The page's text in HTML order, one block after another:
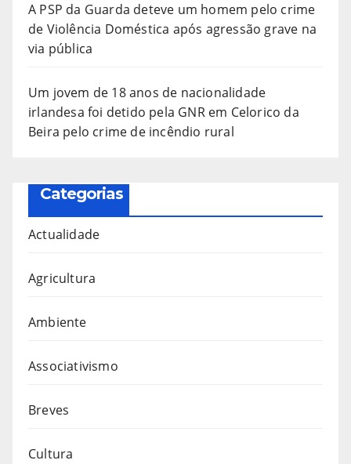
A PSP da Guarda deteve um homem pelo crime
de Violência Doméstica após agressão grave na
via pública
Um jovem de 18 anos de nacionalidade
irlandesa foi detido pela GNR em Celorico da
Beira pelo crime de incêndio rural
Categorias
Actualidade
Agricultura
Ambiente
Associativismo
Breves
Cultura